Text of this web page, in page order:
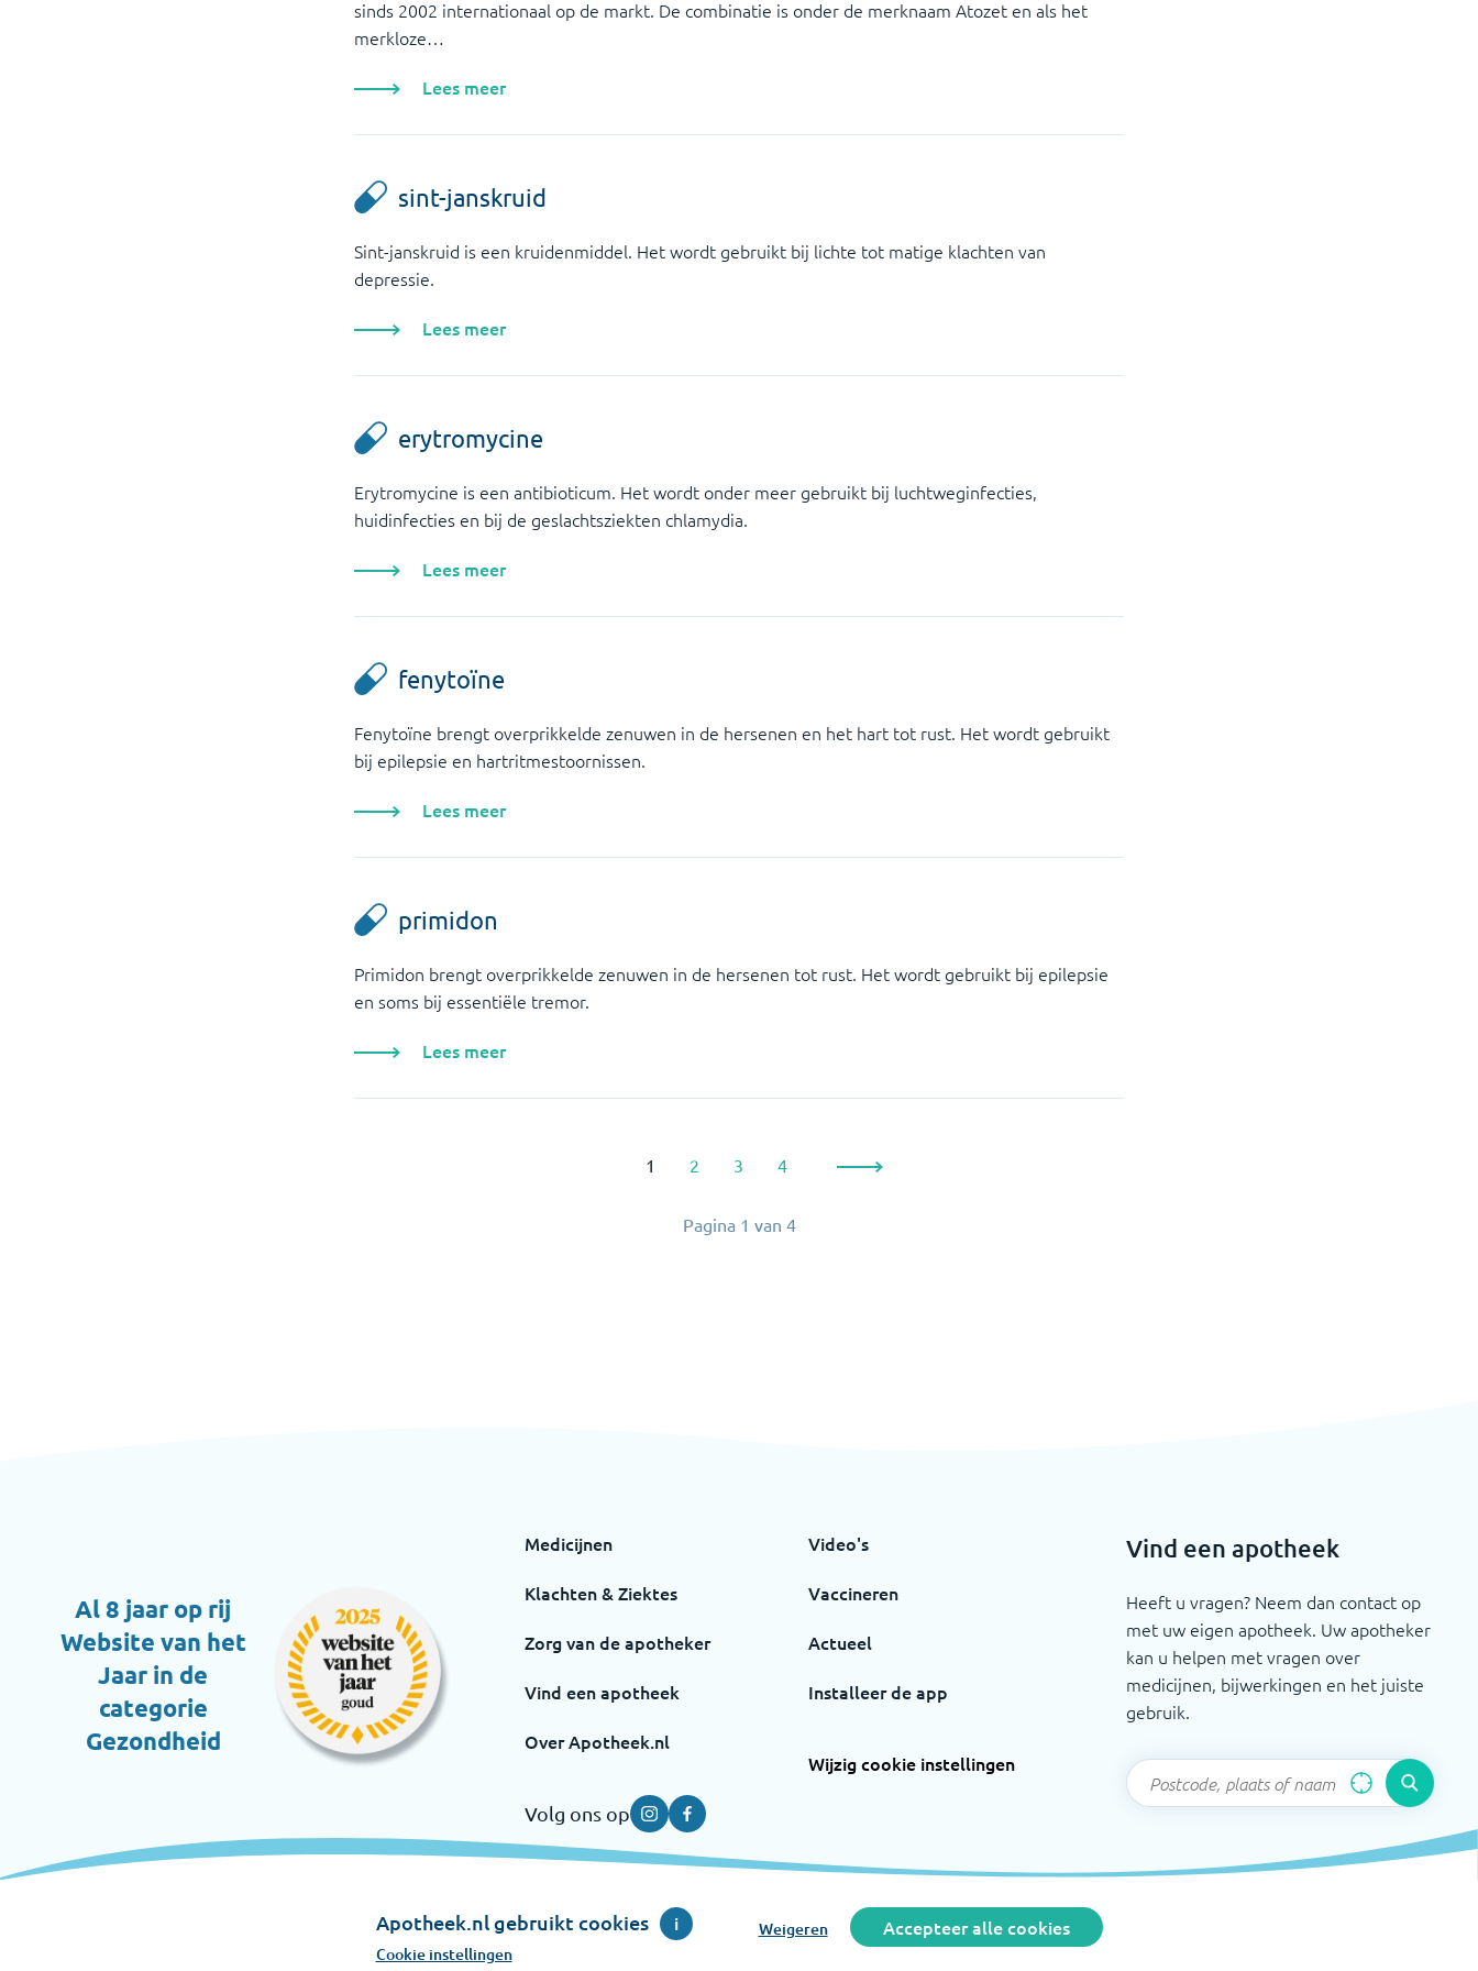
sinds 2002 internationaal op de markt. De combinatie is onder de merknaam Atozet en als het
merkloze…
Lees meer
sint-janskruid
Sint-janskruid is een kruidenmiddel. Het wordt gebruikt bij lichte tot matige klachten van
depressie.
Lees meer
erytromycine
Erytromycine is een antibioticum. Het wordt onder meer gebruikt bij luchtweginfecties,
huidinfecties en bij de geslachtsziekten chlamydia.
Lees meer
fenytoïne
Fenytoïne brengt overprikkelde zenuwen in de hersenen en het hart tot rust. Het wordt gebruikt
bij epilepsie en hartritmestoornissen.
Lees meer
primidon
Primidon brengt overprikkelde zenuwen in de hersenen tot rust. Het wordt gebruikt bij epilepsie
en soms bij essentiële tremor.
Lees meer
1 2 3 4
Pagina 1 van 4
Al 8 jaar op rij
Website van het
Jaar in de
categorie
Gezondheid
Medicijnen
Klachten & Ziektes
Zorg van de apotheker
Vind een apotheek
Over Apotheek.nl
Video's
Vaccineren
Actueel
Installeer de app
Wijzig cookie instellingen
Volg ons op InstagramFacebook
Vind een apotheek
Heeft u vragen? Neem dan contact op
met uw eigen apotheek. Uw apotheker
kan u helpen met vragen over
medicijnen, bijwerkingen en het juiste
gebruik.
Apotheek.nl is een initiatief van de Koninklijke Nederlandse Maatschappij ter bevordering der Pharmacie
Apotheek.nl gebruikt cookies i
Cookie instellingen
Weigeren Accepteer alle cookies